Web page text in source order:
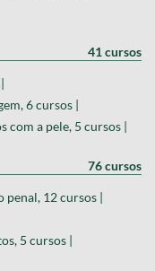
41 cursos
6 cursos |
com a pele, 5 cursos |
76 cursos
penal, 12 cursos |
5 cursos |